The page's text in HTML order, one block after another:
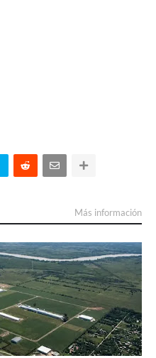
Más información